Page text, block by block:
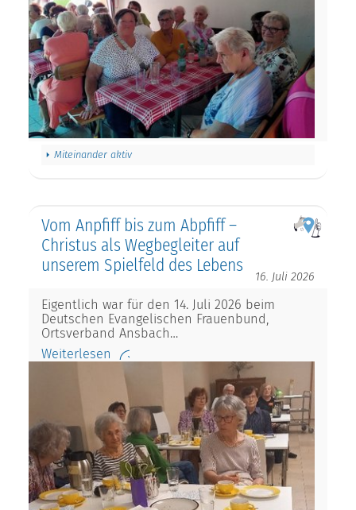
Miteinander aktiv
Vom Anpfiff bis zum Abpfiff –
Christus als Wegbegleiter auf
unserem Spielfeld des Lebens
16. Juli 2026
Eigentlich war für den 14. Juli 2026 beim
Deutschen Evangelischen Frauenbund,
Ortsverband Ansbach…
Weiterlesen